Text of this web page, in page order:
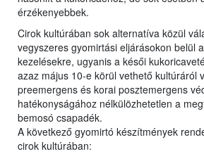
érzékenyebbek.
Cirok kultúrában sok alternatíva közül
vegyszeres gyomirtási eljárásokon belül
kezelésekre, ugyanis a késői
azaz május 10-e körül vethető kultúráról
preemergens és korai posztemergens
hatékonyságához nélkülözhetetlen a
bemosó csapadék.
A következő gyomirtó készítmények
cirok kultúrában: